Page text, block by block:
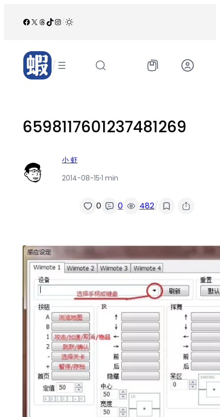
Facebook
X Threads
TikTok
Instagram
/
/
6598117601237481269
小 虾
2014-08-15·1 min
0 0 482/